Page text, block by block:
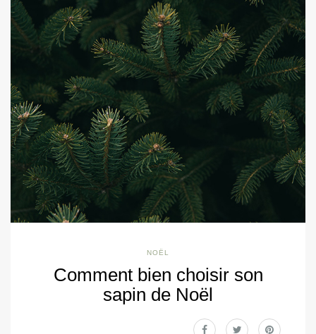
NOËL
Comment bien choisir son
sapin de Noël